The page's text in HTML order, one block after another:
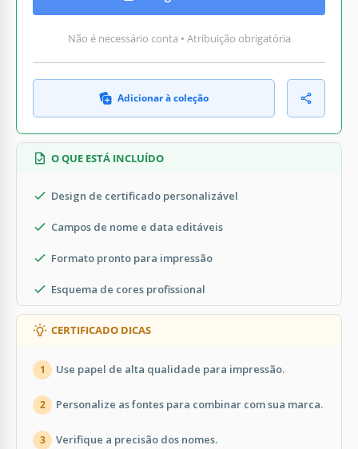
Não é necessário conta • Atribuição obrigatória
Adicionar à coleção
O QUE ESTÁ INCLUÍDO
Design de certificado personalizável
Campos de nome e data editáveis
Formato pronto para impressão
Esquema de cores profissional
CERTIFICADO DICAS
1 Use papel de alta qualidade para impressão.
2 Personalize as fontes para combinar com sua marca.
3 Verifique a precisão dos nomes.